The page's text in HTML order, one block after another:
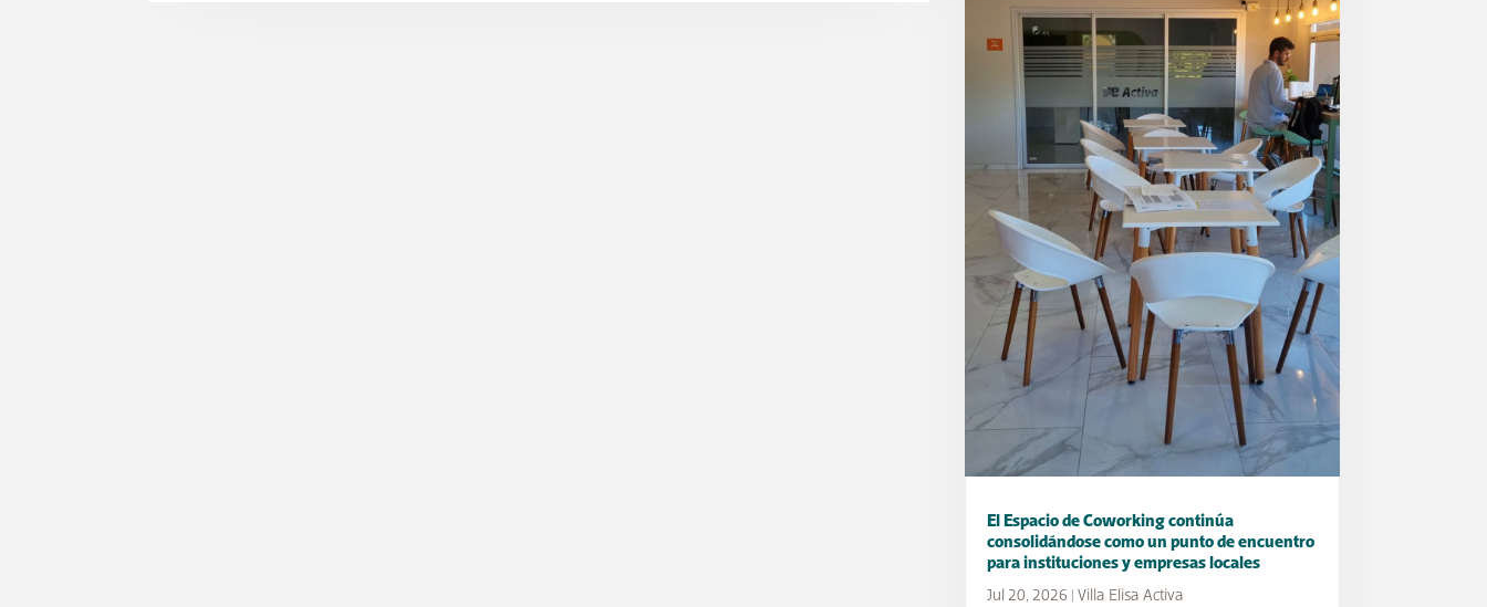
El Espacio de Coworking continúa
consolidándose como un punto de encuentro
para instituciones y empresas locales
Jul 20, 2026
Villa Elisa Activa